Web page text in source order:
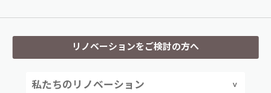
リノベーションをご検討の方へ
私たちのリノベーション